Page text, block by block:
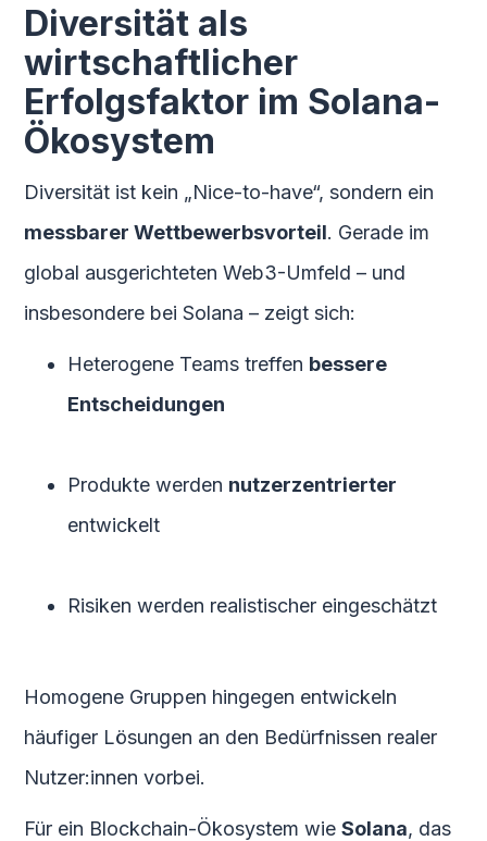
Diversität als
wirtschaftlicher
Erfolgsfaktor im Solana-
Ökosystem
Diversität ist kein „Nice-to-have“, sondern ein
messbarer Wettbewerbsvorteil. Gerade im
global ausgerichteten Web3-Umfeld – und
insbesondere bei Solana – zeigt sich:
Heterogene Teams treffen bessere
Entscheidungen
Produkte werden nutzerzentrierter
entwickelt
Risiken werden realistischer eingeschätzt
Homogene Gruppen hingegen entwickeln
häufiger Lösungen an den Bedürfnissen realer
Nutzer:innen vorbei.
Für ein Blockchain-Ökosystem wieSolana, das